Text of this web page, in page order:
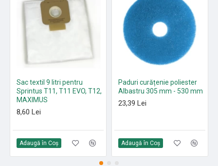
Sac textil 9 litri pentru
Sprintus T11, T11 EVO, T12,
MAXIMUS
8,60 Lei
Adaugă în Coş
Paduri curățenie poliester
Albastru 305 mm - 530 mm
23,39 Lei
Adaugă în Coş